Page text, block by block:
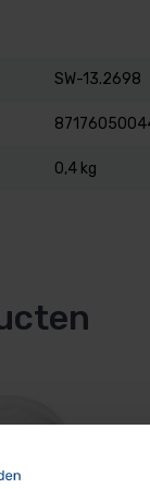
SW-13.2698
0,4 kg